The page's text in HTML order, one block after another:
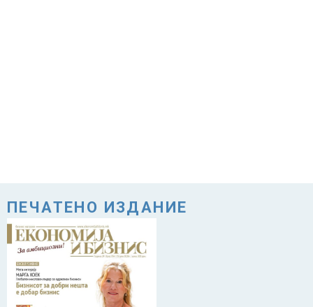
ПЕЧАТЕНО ИЗДАНИЕ